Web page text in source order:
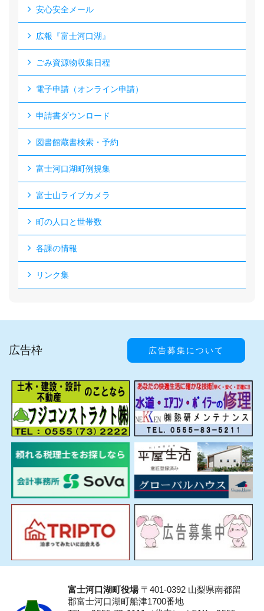
安心安全メール
広報『富士河口湖』
ごみ資源物収集日程
電子申請（オンライン申請）
申請書ダウンロード
図書館蔵書検索・予約
富士河口湖町例規集
富士山ライブカメラ
町の人口と世帯数
各課の情報
リンク集
広告枠 広告募集について
富士河口湖町役場〒401-0392 山梨県南都留
郡富士河口湖町船津1700番地